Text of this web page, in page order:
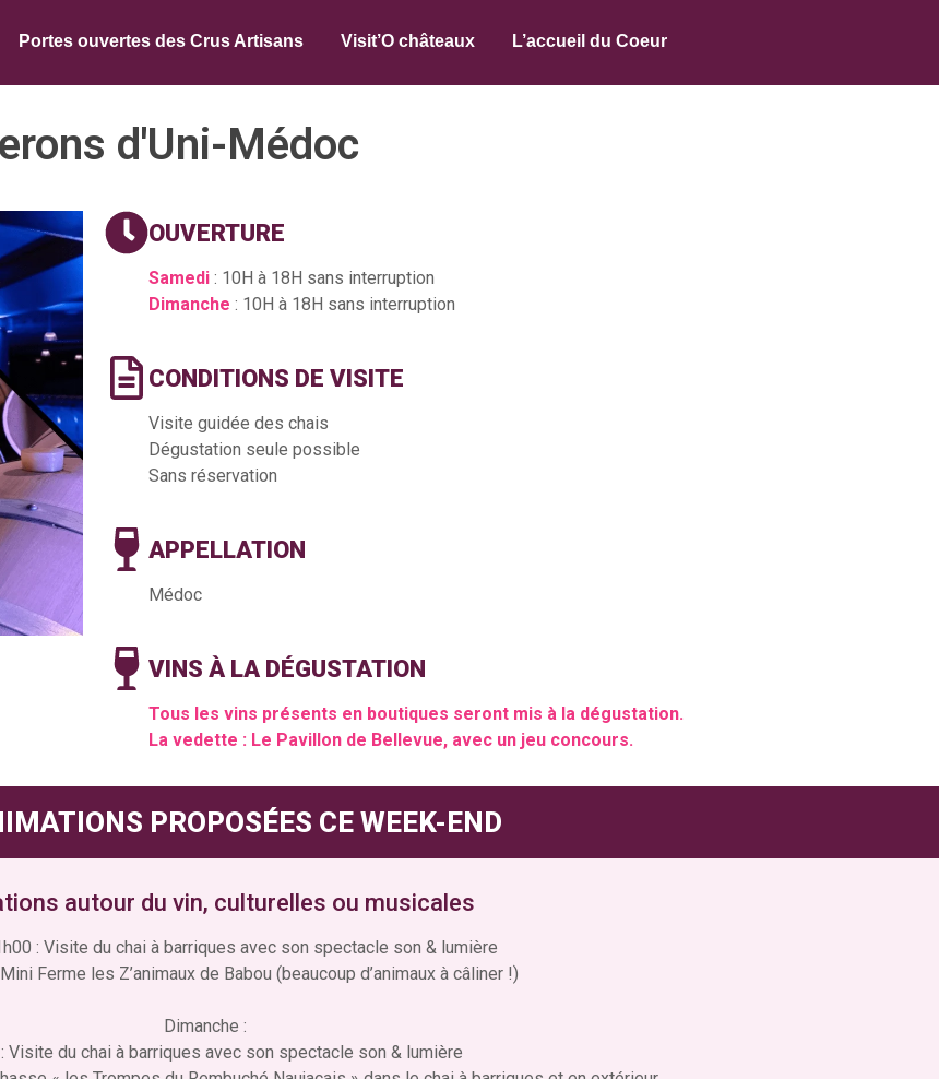
Portes ouvertes des Crus Artisans Visit’O châteaux L’accueil du Coeur
d'Uni-Médoc
OUVERTURE
Samedi : 10H à 18H sans interruption
Dimanche : 10H à 18H sans interruption
CONDITIONS DE VISITE
Visite guidée des chais
Dégustation seule possible
Sans réservation
APPELLATION
Médoc
VINS À LA DÉGUSTATION
Tous les vins présents en boutiques seront mis à la dégustation.
La vedette : Le Pavillon de Bellevue, avec un jeu concours.
PROPOSÉES CE WEEK-END
autour du vin, culturelles ou musicales
: Visite du chai à barriques avec son spectacle son & lumière
Ferme les Z’animaux de Babou (beaucoup d’animaux à câliner !)
Dimanche :
Visite du chai à barriques avec son spectacle son & lumière